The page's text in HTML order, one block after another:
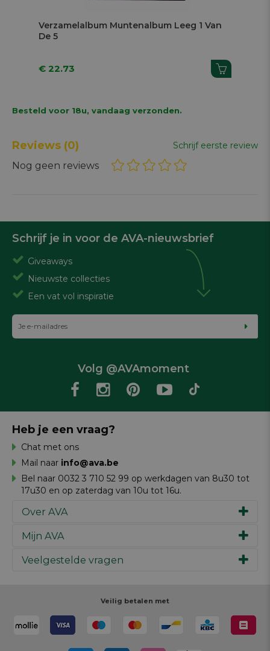
Verzamelalbum Muntenalbum Leeg 1 Van
De 5
€ 22.73
Besteld voor 18u, vandaag verzonden.
Reviews (0) Schrijf eerste review
Nog geen reviews
Schrijf je in voor de AVA-nieuwsbrief
Giveaways
Nieuwste collecties
Een vat vol inspiratie
Volg @AVAmoment
Over AVA
Ons verhaal
Werken bij AVA
Mijn AVA
Inspiratie
Review schrijven
Veelgestelde vragen
Je retour
Heb je een vraag?
Chat met ons
Mail naar info@ava.be
Bel naar 0032 3 710 52 99 op werkdagen van 8u30 tot
17u30 en op zaterdag van 10u tot 16u.
Veilig betalen met